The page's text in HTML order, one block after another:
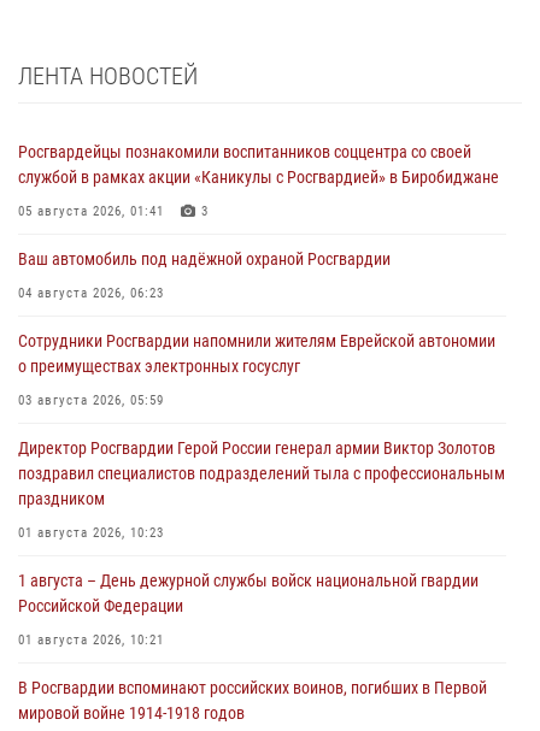
ЛЕНТА НОВОСТЕЙ
Росгвардейцы познакомили воспитанников соццентра со своей
службой в рамках акции «Каникулы с Росгвардией» в Биробиджане
05 августа 2026, 01:41 3
Ваш автомобиль под надёжной охраной Росгвардии
04 августа 2026, 06:23
Сотрудники Росгвардии напомнили жителям Еврейской автономии
о преимуществах электронных госуслуг
03 августа 2026, 05:59
Директор Росгвардии Герой России генерал армии Виктор Золотов
поздравил специалистов подразделений тыла с профессиональным
праздником
01 августа 2026, 10:23
1 августа – День дежурной службы войск национальной гвардии
Российской Федерации
01 августа 2026, 10:21
В Росгвардии вспоминают российских воинов, погибших в Первой
мировой войне 1914-1918 годов